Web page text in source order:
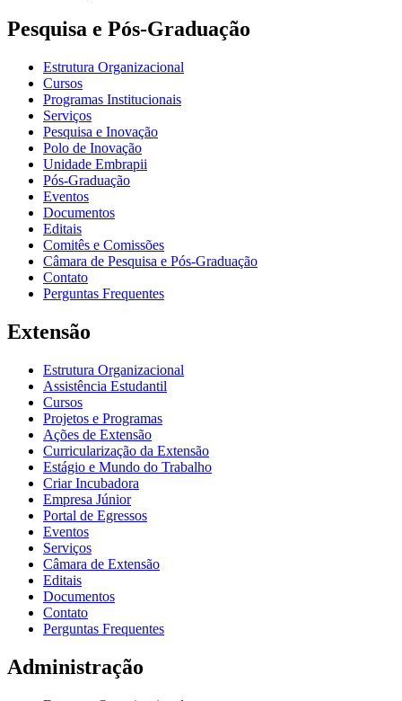
Pesquisa e Pós-Graduação
Estrutura Organizacional
Cursos
Programas Institucionais
Serviços
Pesquisa e Inovação
Polo de Inovação
Unidade Embrapii
Pós-Graduação
Eventos
Documentos
Editais
Comitês e Comissões
Câmara de Pesquisa e Pós-Graduação
Contato
Perguntas Frequentes
Extensão
Estrutura Organizacional
Assistência Estudantil
Cursos
Projetos e Programas
Ações de Extensão
Curricularização da Extensão
Estágio e Mundo do Trabalho
Criar Incubadora
Empresa Júnior
Portal de Egressos
Eventos
Serviços
Câmara de Extensão
Editais
Documentos
Contato
Perguntas Frequentes
Administração